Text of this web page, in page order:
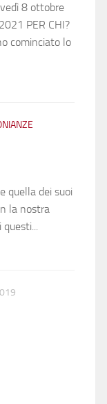
8 ottobre
PER CHI?
cominciato lo
quella dei suoi
la nostra
questi...